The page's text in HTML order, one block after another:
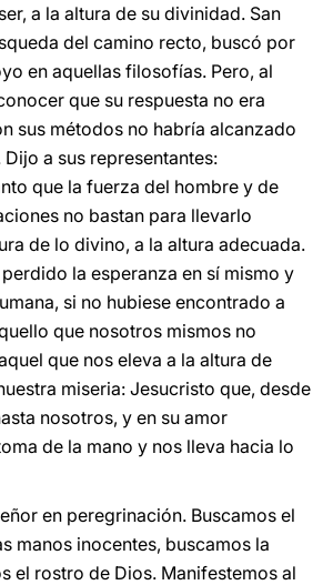
a la altura de su divinidad. San
del camino recto, buscó por
en aquellas filosofías. Pero, al
que su respuesta no era
sus métodos no habría alcanzado
a sus representantes:
que la fuerza del hombre y de
no bastan para llevarlo
de lo divino, a la altura adecuada.
la esperanza en sí mismo y
si no hubiese encontrado a
que nosotros mismos no
que nos eleva a la altura de
miseria: Jesucristo que, desde
nosotros, y en su amor
de la mano y nos lleva hacia lo
en peregrinación. Buscamos el
manos inocentes, buscamos la
el rostro de Dios. Manifestemos al